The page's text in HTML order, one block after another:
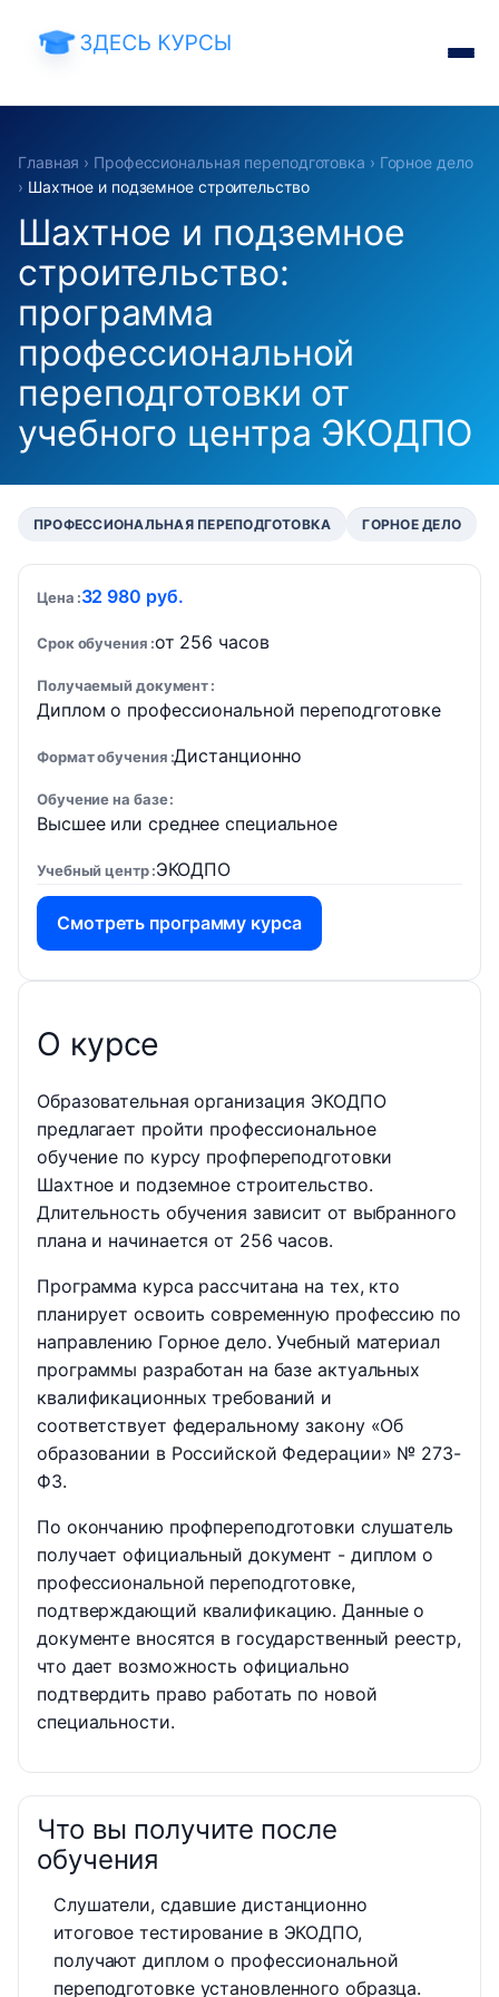
Главная › Профессиональная переподготовка › Горное дело
› Шахтное и подземное строительство
Шахтное и подземное
строительство:
программа
профессиональной
переподготовки от
учебного центра ЭКОДПО
ПРОФЕССИОНАЛЬНАЯ ПЕРЕПОДГОТОВКА ГОРНОЕ ДЕЛО
Цена 32 980 руб.
Срок обучения от 256 часов
Получаемый документ
Диплом о профессиональной переподготовке
Формат обучения Дистанционно
Обучение на базе
Высшее или среднее специальное
Учебный центр ЭКОДПО
Смотреть программу курса
О курсе
Образовательная организация ЭКОДПО
предлагает пройти профессиональное
обучение по курсу профпереподготовки
Шахтное и подземное строительство.
Длительность обучения зависит от выбранного
плана и начинается от 256 часов.
Программа курса рассчитана на тех, кто
планирует освоить современную профессию по
направлению Горное дело. Учебный материал
программы разработан на базе актуальных
квалификационных требований и
соответствует федеральному закону «Об
образовании в Российской Федерации» № 273-
ФЗ.
По окончанию профпереподготовки слушатель
получает официальный документ - диплом о
профессиональной переподготовке,
подтверждающий квалификацию. Данные о
документе вносятся в государственный реестр,
что дает возможность официально
подтвердить право работать по новой
специальности.
Что вы получите после
обучения
Слушатели, сдавшие дистанционно
итоговое тестирование в ЭКОДПО,
получают диплом о профессиональной
переподготовке установленного образца.